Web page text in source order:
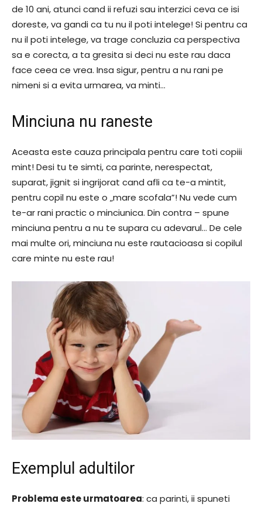
de 10 ani, atunci cand ii refuzi sau interzici ceva ce isi
doreste, va gandi ca tu nu il poti intelege! Si pentru ca
nu il poti intelege, va trage concluzia ca perspectiva
sa e corecta, a ta gresita si deci nu este rau daca
face ceea ce vrea. Insa sigur, pentru a nu rani pe
nimeni si a evita urmarea, va minti…
Minciuna nu raneste
Aceasta este cauza principala pentru care toti copiii
mint! Desi tu te simti, ca parinte, nerespectat,
suparat, jignit si ingrijorat cand afli ca te-a mintit,
pentru copil nu este o „mare scofala”! Nu vede cum
te-ar rani practic o minciunica. Din contra – spune
minciuna pentru a nu te supara cu adevarul… De cele
mai multe ori, minciuna nu este rautacioasa si copilul
care minte nu este rau!
Exemplul adultilor
Problema este urmatoarea: ca parinti, ii spuneti